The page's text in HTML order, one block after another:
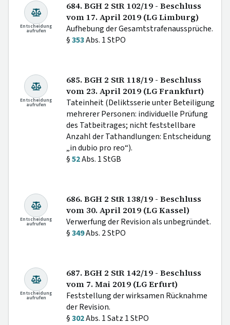
Entscheidung
aufrufen
684. BGH 2 StR 102/19 - Beschluss
vom 17. April 2019 (LG Limburg)
Aufhebung der Gesamtstrafenaussprüche.
§353Abs. 1 StPO
Entscheidung
aufrufen
685. BGH 2 StR 118/19 - Beschluss
vom 23. April 2019 (LG Frankfurt)
Tateinheit (Deliktsserie unter Beteiligung
mehrerer Personen: individuelle Prüfung
des Tatbeitrages; nicht feststellbare
Anzahl der Tathandlungen: Entscheidung
„in dubio pro reo“).
§52Abs. 1 StGB
Entscheidung
aufrufen
686. BGH 2 StR 138/19 - Beschluss
vom 30. April 2019 (LG Kassel)
Verwerfung der Revision als unbegründet.
§349Abs. 2 StPO
Entscheidung
aufrufen
687. BGH 2 StR 142/19 - Beschluss
vom 7. Mai 2019 (LG Erfurt)
Feststellung der wirksamen Rücknahme
der Revision.
§302Abs. 1 Satz 1 StPO